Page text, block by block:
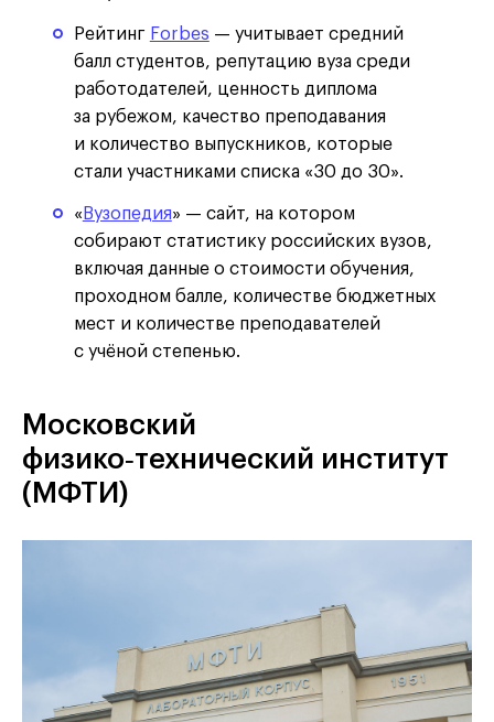
Рейтинг Forbes — учитывает средний
балл студентов, репутацию вуза среди
работодателей, ценность диплома
за рубежом, качество преподавания
и количество выпускников, которые
стали участниками списка «30 до 30».
« Вузопедия» — сайт, на котором
собирают статистику российских вузов,
включая данные о стоимости обучения,
проходном балле, количестве бюджетных
мест и количестве преподавателей
с учёной степенью.
Московский
физико‑технический институт
(МФТИ)